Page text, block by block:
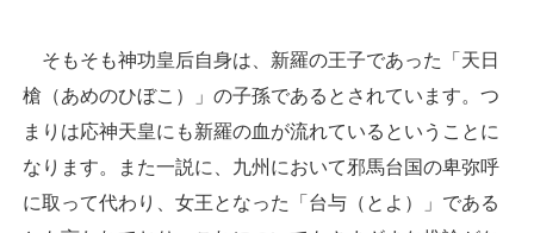
そもそも神功皇后自身は、新羅の王子であった「天日
槍（あめのひぼこ）」の子孫であるとされています。つ
まりは応神天皇にも新羅の血が流れているということに
なります。また一説に、九州において邪馬台国の卑弥呼
に取って代わり、女王となった「台与（とよ）」である